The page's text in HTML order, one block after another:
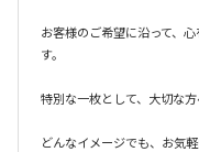
お客様のご希望に沿って、
す。
特別な一枚として、大切な方
どんなイメージでも、お気軽